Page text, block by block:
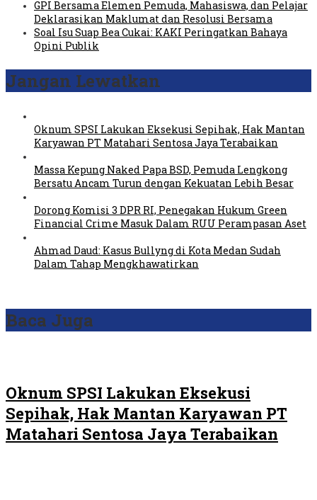
GPI Bersama Elemen Pemuda, Mahasiswa, dan Pelajar
Deklarasikan Maklumat dan Resolusi Bersama
Soal Isu Suap Bea Cukai: KAKI Peringatkan Bahaya
Opini Publik
Jangan Lewatkan
Oknum SPSI Lakukan Eksekusi Sepihak, Hak Mantan
Karyawan PT Matahari Sentosa Jaya Terabaikan
Massa Kepung Naked Papa BSD, Pemuda Lengkong
Bersatu Ancam Turun dengan Kekuatan Lebih Besar
Dorong Komisi 3 DPR RI, Penegakan Hukum Green
Financial Crime Masuk Dalam RUU Perampasan Aset
Ahmad Daud: Kasus Bullyng di Kota Medan Sudah
Dalam Tahap Mengkhawatirkan
Baca Juga
Oknum SPSI Lakukan Eksekusi
Sepihak, Hak Mantan Karyawan PT
Matahari Sentosa Jaya Terabaikan